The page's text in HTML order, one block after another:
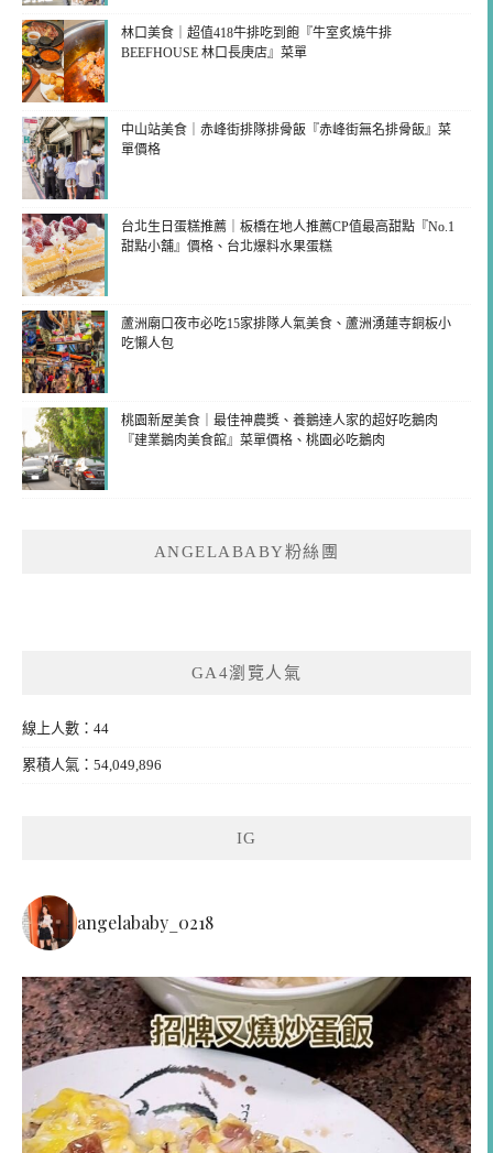
林口美食｜超值418牛排吃到飽『牛室炙燒牛排
BEEFHOUSE 林口長庚店』菜單
中山站美食｜赤峰街排隊排骨飯『赤峰街無名排骨飯』菜
單價格
台北生日蛋糕推薦｜板橋在地人推薦CP值最高甜點『No.1
甜點小舖』價格、台北爆料水果蛋糕
蘆洲廟口夜市必吃15家排隊人氣美食、蘆洲湧蓮寺銅板小
吃懶人包
桃園新屋美食｜最佳神農獎、養鵝達人家的超好吃鵝肉
『建業鵝肉美食館』菜單價格、桃園必吃鵝肉
ANGELABABY粉絲團
GA4瀏覽人氣
線上人數：44
累積人氣：54,049,896
IG
angelababy_0218